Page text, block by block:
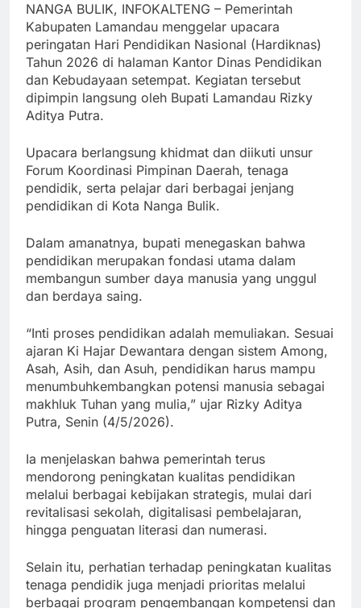
NANGA BULIK, INFOKALTENG – Pemerintah
Kabupaten Lamandau menggelar upacara
peringatan Hari Pendidikan Nasional (Hardiknas)
Tahun 2026 di halaman Kantor Dinas Pendidikan
dan Kebudayaan setempat. Kegiatan tersebut
dipimpin langsung oleh Bupati Lamandau Rizky
Aditya Putra.
Upacara berlangsung khidmat dan diikuti unsur
Forum Koordinasi Pimpinan Daerah, tenaga
pendidik, serta pelajar dari berbagai jenjang
pendidikan di Kota Nanga Bulik.
Dalam amanatnya, bupati menegaskan bahwa
pendidikan merupakan fondasi utama dalam
membangun sumber daya manusia yang unggul
dan berdaya saing.
“Inti proses pendidikan adalah memuliakan. Sesuai
ajaran Ki Hajar Dewantara dengan sistem Among,
Asah, Asih, dan Asuh, pendidikan harus mampu
menumbuhkembangkan potensi manusia sebagai
makhluk Tuhan yang mulia,” ujar Rizky Aditya
Putra, Senin (4/5/2026).
Ia menjelaskan bahwa pemerintah terus
mendorong peningkatan kualitas pendidikan
melalui berbagai kebijakan strategis, mulai dari
revitalisasi sekolah, digitalisasi pembelajaran,
hingga penguatan literasi dan numerasi.
Selain itu, perhatian terhadap peningkatan kualitas
tenaga pendidik juga menjadi prioritas melalui
berbagai program pengembangan kompetensi dan